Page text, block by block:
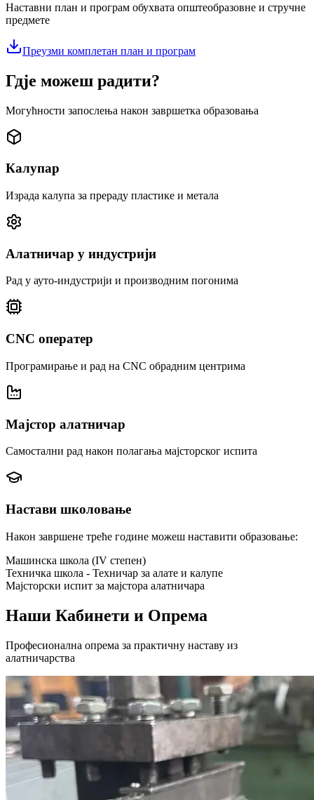
Наставни план и програм обухвата општеобразовне и стручне
предмете
Преузми комплетан план и програм
Гдје можеш радити?
Могућности запослења након завршетка образовања
Калупар
Израда калупа за прераду пластике и метала
Алатничар у индустрији
Рад у ауто-индустрији и производним погонима
CNC оператер
Програмирање и рад на CNC обрадним центрима
Мајстор алатничар
Самостални рад након полагања мајсторског испита
Настави школовање
Након завршене треће године можеш наставити образовање:
Машинска школа (IV степен)
Техничка школа - Техничар за алате и калупе
Мајсторски испит за мајстора алатничара
Наши Кабинети и Опрема
Професионална опрема за практичну наставу из
алатничарства